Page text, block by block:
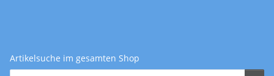
Artikelsuche im gesamten Shop